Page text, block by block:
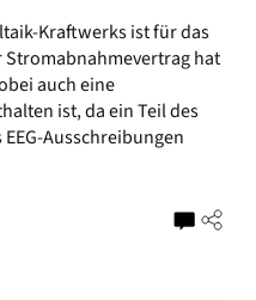
Kraftwerks ist für das
Stromabnahmevertrag hat
auch eine
ist, da ein Teil des
Ausschreibungen